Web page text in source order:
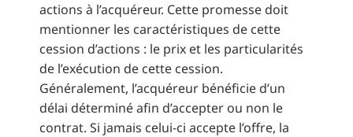
actions à l’acquéreur. Cette promesse doit
mentionner les caractéristiques de cette
cession d’actions : le prix et les particularités
de l’exécution de cette cession.
Généralement, l’acquéreur bénéficie d’un
délai déterminé afin d’accepter ou non le
contrat. Si jamais celui-ci accepte l’offre, la